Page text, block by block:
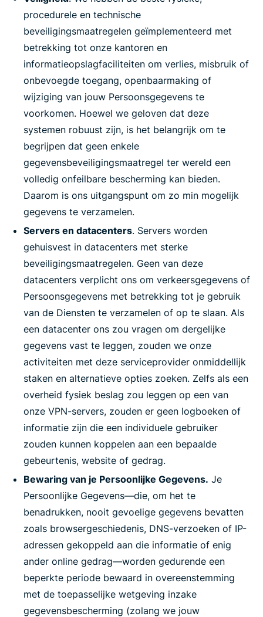
procedurele en technische
beveiligingsmaatregelen geïmplementeerd met
betrekking tot onze kantoren en
informatieopslagfaciliteiten om verlies, misbruik of
onbevoegde toegang, openbaarmaking of
wijziging van jouw Persoonsgegevens te
voorkomen. Hoewel we geloven dat deze
systemen robuust zijn, is het belangrijk om te
begrijpen dat geen enkele
gegevensbeveiligingsmaatregel ter wereld een
volledig onfeilbare bescherming kan bieden.
Daarom is ons uitgangspunt om zo min mogelijk
gegevens te verzamelen.
Servers en datacenters. Servers worden
gehuisvest in datacenters met sterke
beveiligingsmaatregelen. Geen van deze
datacenters verplicht ons om verkeersgegevens of
Persoonsgegevens met betrekking tot je gebruik
van de Diensten te verzamelen of op te slaan. Als
een datacenter ons zou vragen om dergelijke
gegevens vast te leggen, zouden we onze
activiteiten met deze serviceprovider onmiddellijk
staken en alternatieve opties zoeken. Zelfs als een
overheid fysiek beslag zou leggen op een van
onze VPN-servers, zouden er geen logboeken of
informatie zijn die een individuele gebruiker
zouden kunnen koppelen aan een bepaalde
gebeurtenis, website of gedrag.
Bewaring van je Persoonlijke Gegevens. Je
Persoonlijke Gegevens—die, om het te
benadrukken, nooit gevoelige gegevens bevatten
zoals browsergeschiedenis, DNS-verzoeken of IP-
adressen gekoppeld aan die informatie of enig
ander online gedrag—worden gedurende een
beperkte periode bewaard in overeenstemming
met de toepasselijke wetgeving inzake
gegevensbescherming (zolang we jouw